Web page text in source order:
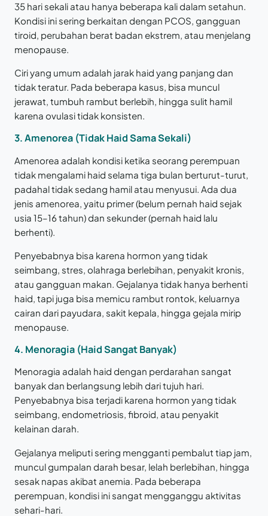
35 hari sekali atau hanya beberapa kali dalam setahun.
Kondisi ini sering berkaitan dengan PCOS, gangguan
tiroid, perubahan berat badan ekstrem, atau menjelang
menopause.
Ciri yang umum adalah jarak haid yang panjang dan
tidak teratur. Pada beberapa kasus, bisa muncul
jerawat, tumbuh rambut berlebih, hingga sulit hamil
karena ovulasi tidak konsisten.
3. Amenorea (Tidak Haid Sama Sekali)
Amenorea adalah kondisi ketika seorang perempuan
tidak mengalami haid selama tiga bulan berturut-turut,
padahal tidak sedang hamil atau menyusui. Ada dua
jenis amenorea, yaitu primer (belum pernah haid sejak
usia 15–16 tahun) dan sekunder (pernah haid lalu
berhenti).
Penyebabnya bisa karena hormon yang tidak
seimbang, stres, olahraga berlebihan, penyakit kronis,
atau gangguan makan. Gejalanya tidak hanya berhenti
haid, tapi juga bisa memicu rambut rontok, keluarnya
cairan dari payudara, sakit kepala, hingga gejala mirip
menopause.
4. Menoragia (Haid Sangat Banyak)
Menoragia adalah haid dengan perdarahan sangat
banyak dan berlangsung lebih dari tujuh hari.
Penyebabnya bisa terjadi karena hormon yang tidak
seimbang, endometriosis, fibroid, atau penyakit
kelainan darah.
Gejalanya meliputi sering mengganti pembalut tiap jam,
muncul gumpalan darah besar, lelah berlebihan, hingga
sesak napas akibat anemia. Pada beberapa
perempuan, kondisi ini sangat mengganggu aktivitas
sehari-hari.